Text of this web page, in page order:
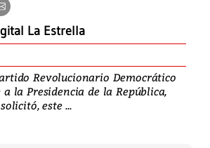
La Estrella
Revolucionario Democrático
a la Presidencia de la República,
este ...